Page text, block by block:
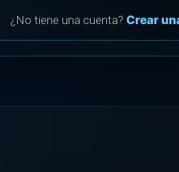
¿No tiene una cuenta? Crear